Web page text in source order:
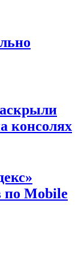
консолях
по Mobile